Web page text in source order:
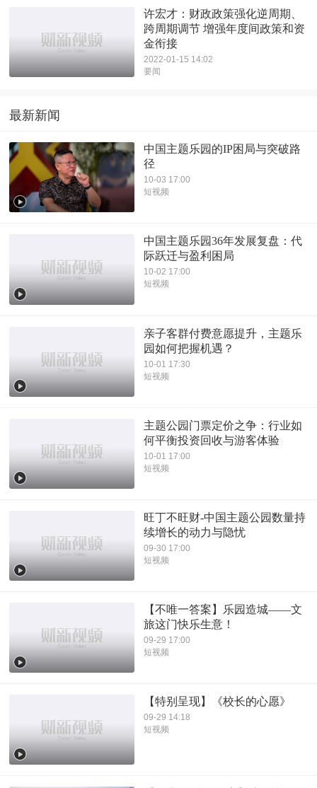
许宏才：财政政策强化逆周期、
跨周期调节 增强年度间政策和资
金衔接
2022-01-15 14:02
要闻
最新新闻
中国主题乐园的IP困局与突破路
径
10-03 17:00
短视频
中国主题乐园36年发展复盘：代
际跃迁与盈利困局
10-02 17:00
短视频
亲子客群付费意愿提升，主题乐
园如何把握机遇？
10-01 17:30
短视频
主题公园门票定价之争：行业如
何平衡投资回收与游客体验
10-01 17:00
短视频
旺丁不旺财-中国主题公园数量持
续增长的动力与隐忧
09-30 17:00
短视频
【不唯一答案】乐园造城——文
旅这门快乐生意！
09-29 17:00
短视频
【特别呈现】《校长的心愿》
09-29 14:18
短视频